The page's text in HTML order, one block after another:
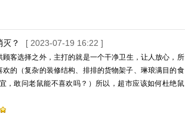
？ [ 2023-07-19 16:22 ]
客选择之外，主打的就是一个干净卫生，让人放心，所
的（复杂的装修结构、排排的货物架子、琳琅满目的食
，敢问老鼠能不喜欢吗？）所以，超市应该如何杜绝鼠